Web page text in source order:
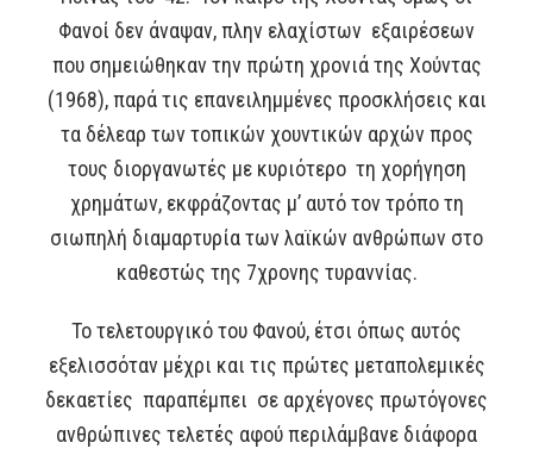
Φανοί δεν άναψαν, πλην ελαχίστων εξαιρέσεων
που σημειώθηκαν την πρώτη χρονιά της Χούντας
(1968), παρά τις επανειλημμένες προσκλήσεις και
τα δέλεαρ των τοπικών χουντικών αρχών προς
τους διοργανωτές με κυριότερο τη χορήγηση
χρημάτων, εκφράζοντας μ’ αυτό τον τρόπο τη
σιωπηλή διαμαρτυρία των λαϊκών ανθρώπων στο
καθεστώς της 7χρονης τυραννίας.
Το τελετουργικό του Φανού, έτσι όπως αυτός
εξελισσόταν μέχρι και τις πρώτες μεταπολεμικές
δεκαετίες παραπέμπει σε αρχέγονες πρωτόγονες
ανθρώπινες τελετές αφού περιλάμβανε διάφορα